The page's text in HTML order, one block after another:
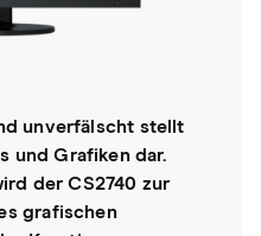
unverfälscht stellt
und Grafiken dar.
der CS2740 zur
grafischen